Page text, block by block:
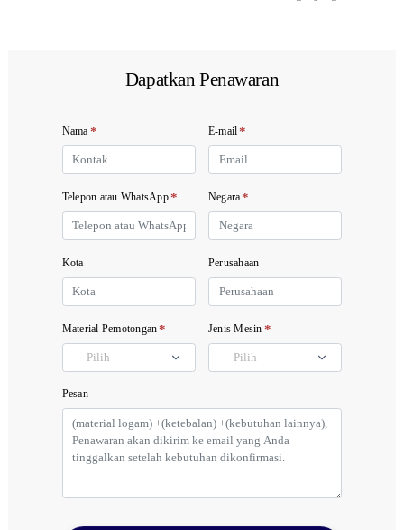
Dapatkan Penawaran
Nama * E-mail*
Telepon atau WhatsApp* Negara*
Kota Perusahaan
Material Pemotongan* Jenis Mesin *
Pesan